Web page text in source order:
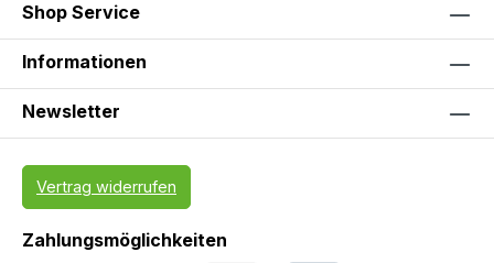
Shop Service
Informationen
Newsletter
Vertrag widerrufen
Zahlungsmöglichkeiten